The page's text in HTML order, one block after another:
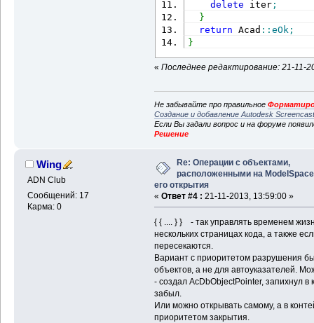
delete iter ;
}
return Acad ::eOk ;
}
« Последнее редактирование: 21-11-
Не забывайте про правильное
Создание и добавление Autodesk
Если Вы задали вопрос и на форуме
Решение
Wing
ADN Club
Сообщений: 17
Карма: 0
Re: Операции с объектами,
расположенными на
его открытия
« Ответ #4 : 21-11-2013, 13:59:00 »
{ { .... } } - так управлять временем
нескольких страницах кода, а также
пересекаются.
Вариант с приоритетом разрушения
объектов, а не для автоуказателей.
- создал AcDbObjectPointer, запихнул
забыл.
Или можно открывать самому, а в
приоритетом закрытия.